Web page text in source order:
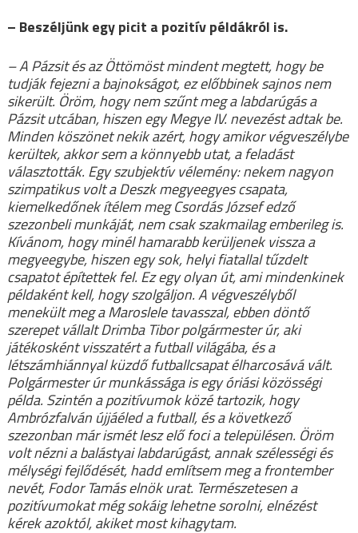
– Beszéljünk egy picit a pozitív példákról is.
– A Pázsit és az Öttömöst mindent megtett, hogy be
tudják fejezni a bajnokságot, ez előbbinek sajnos nem
sikerült. Öröm, hogy nem szűnt meg a labdarúgás a
Pázsit utcában, hiszen egy Megye IV. nevezést adtak be.
Minden köszönet nekik azért, hogy amikor végveszélybe
kerültek, akkor sem a könnyebb utat, a feladást
választották. Egy szubjektív vélemény: nekem nagyon
szimpatikus volt a Deszk megyeegyes csapata,
kiemelkedőnek ítélem meg Csordás József edző
szezonbeli munkáját, nem csak szakmailag emberileg is.
Kívánom, hogy minél hamarabb kerüljenek vissza a
megyeegybe, hiszen egy sok, helyi fiatallal tűzdelt
csapatot építettek fel. Ez egy olyan út, ami mindenkinek
példaként kell, hogy szolgáljon. A végveszélyből
menekült meg a Maroslele tavasszal, ebben döntő
szerepet vállalt Drimba Tibor polgármester úr, aki
játékosként visszatért a futball világába, és a
létszámhiánnyal küzdő futballcsapat élharcosává vált.
Polgármester úr munkássága is egy óriási közösségi
példa. Szintén a pozitívumok közé tartozik, hogy
Ambrózfalván újjáéled a futball, és a következő
szezonban már ismét lesz elő foci a településen. Öröm
volt nézni a balástyai labdarúgást, annak szélességi és
mélységi fejlődését, hadd említsem meg a frontember
nevét, Fodor Tamás elnök urat. Természetesen a
pozitívumokat még sokáig lehetne sorolni, elnézést
kérek azoktól, akiket most kihagytam.